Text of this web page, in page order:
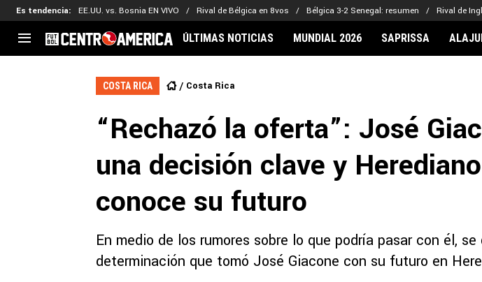
Es tendencia: EE.UU. vs. Bosnia EN VIVO Rival de Bélgica en 8vos Bélgica 3-2 Senegal: resumen Rival de
CENTROAMÉRICA
CONCACAF
Liga de Naciones
Copa de Campeones
MLS
Kervin Arriaga
Nathaniel Méndez-Laing
Real
ÚLTIMAS NOTICIAS MUNDIAL 2026 SAPRISSA
COSTA RICA Costa Rica
“Rechazó la oferta”: José
una decisión clave y
conoce su futuro
En medio de los rumores sobre lo que podría pasar con él,
determinación que tomó José Giacone con su futuro en